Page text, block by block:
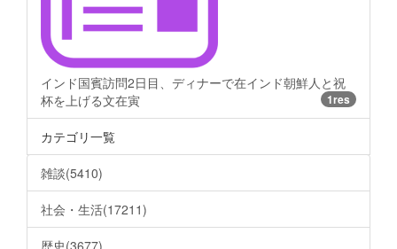
インド国賓訪問2日目、ディナーで在インド朝鮮人と祝
杯を上げる文在寅
1res
カテゴリ一覧
雑談(5410)
社会・生活(17211)